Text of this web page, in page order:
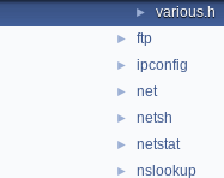
► various.h
► ftp
► ipconfig
► net
► netsh
► netstat
► nslookup